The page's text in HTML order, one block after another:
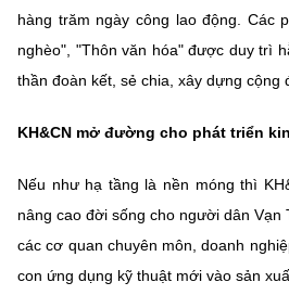
hàng trăm ngày công lao động. Các
nghèo", "Thôn văn hóa" được duy trì
thần đoàn kết, sẻ chia, xây dựng cộng
KH&CN mở đường cho phát triển
Nếu như hạ tầng là nền móng thì
nâng cao đời sống cho người dân Vạn
các cơ quan chuyên môn, doanh
con ứng dụng kỹ thuật mới vào sản